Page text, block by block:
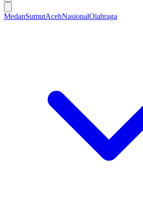
MedanSumutAcehNasionalOlahraga